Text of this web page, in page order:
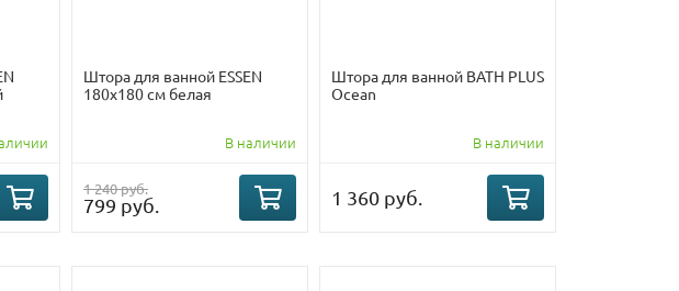
Штора для ванной ESSEN
180х180 см белая
В наличии
1 240 руб.
799 руб.
Штора для ванной BATH PLUS
Ocean
В наличии
1 360 руб.